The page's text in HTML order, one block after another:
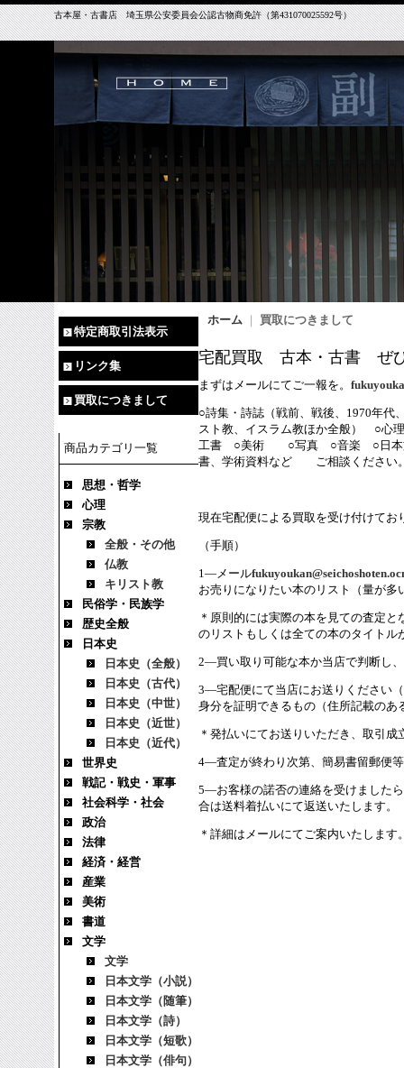
古本屋・古書店 埼玉県公安委員会公認古物商免許（第431070025592号）
特定商取引法表示
リンク集
買取につきまして
商品カテゴリ一覧
思想・哲学
心理
宗教
全般・その他
仏教
キリスト教
民俗学・民族学
歴史全般
日本史
日本史（全般）
日本史（古代）
日本史（中世）
日本史（近世）
日本史（近代）
世界史
戦記・戦史・軍事
社会科学・社会
政治
法律
経済・経営
産業
美術
書道
文学
文学
日本文学（小説）
日本文学（随筆）
日本文学（詩）
日本文学（短歌）
日本文学（俳句）
ホーム 買取につきまして
宅配買取 古本・古書 ぜ
まずはメールにてご一報を。
○詩集・詩誌（戦前、戦後、1970年
スト教、イスラム教ほか全般） ○
工書 ○美術 ○写真 ○音楽 ○日本文
書、学術資料など ご相談くだ
現在宅配便による買取を受け付けてお
（手順）
1―メール
お売りになりたい本のリスト（量が
＊原則的には実際の本を見ての査定
のリストもしくは全ての本のタイト
2―買い取り可能な本か当店で判断し
3―宅配便にて当店にお送りください
身分を証明できるもの（住所記載の
＊発払いにてお送りいただき、取引
4―査定が終わり次第、簡易書留郵便
5―お客様の諾否の連絡を受けました
合は送料着払いにて返送いたします。
＊詳細はメールにてご案内いたします